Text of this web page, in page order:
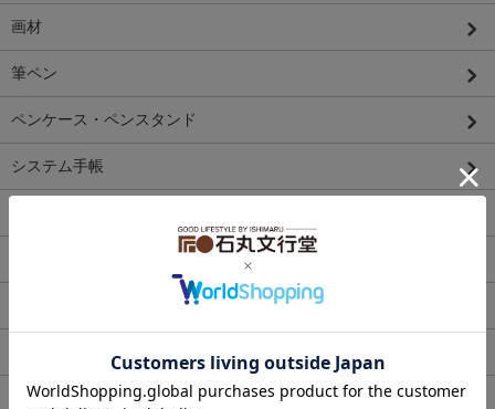
画材
筆ペン
ペンケース・ペンスタンド
システム手帳
ファイル